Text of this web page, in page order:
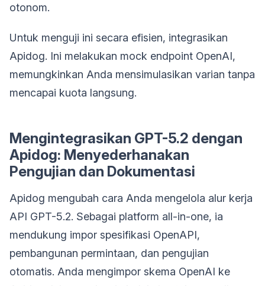
otonom.
Untuk menguji ini secara efisien, integrasikan
Apidog. Ini melakukan mock endpoint OpenAI,
memungkinkan Anda mensimulasikan varian tanpa
mencapai kuota langsung.
Mengintegrasikan GPT-5.2 dengan
Apidog: Menyederhanakan
Pengujian dan Dokumentasi
Apidog mengubah cara Anda mengelola alur kerja
API GPT-5.2. Sebagai platform all-in-one, ia
mendukung impor spesifikasi OpenAPI,
pembangunan permintaan, dan pengujian
otomatis. Anda mengimpor skema OpenAI ke